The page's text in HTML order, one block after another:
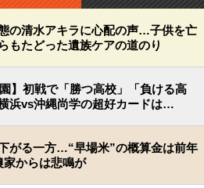
の清水アキラに心配の声…子供を亡
もたどった遺族ケアの道のり
園】初戦で「勝つ高校」「負ける高
浜vs沖縄尚学の超好カードは…
がる一方…“早場米”の概算金は前年
家からは悲鳴が